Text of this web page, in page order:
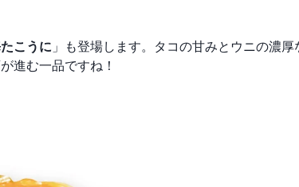
こうに 」も登場します。タコの甘みとウニの濃厚
進む一品ですね！